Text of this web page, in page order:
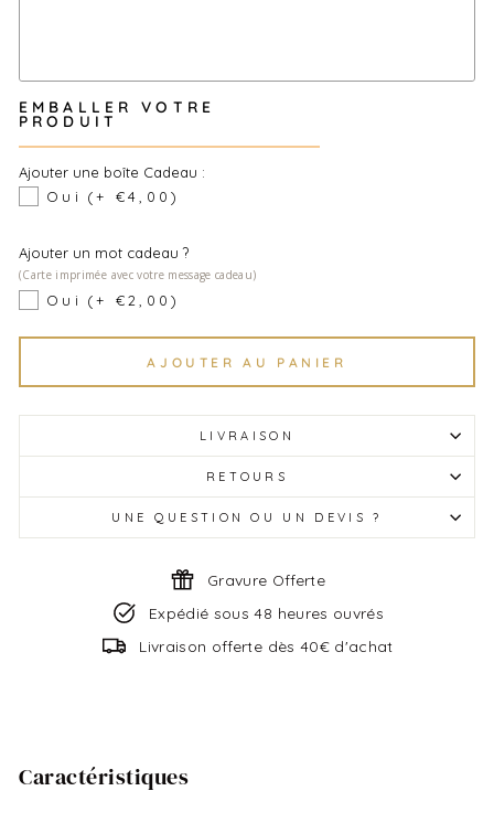
EMBALLER VOTRE
PRODUIT
Ajouter une boîte Cadeau :
Oui
(+ €4,00)
Ajouter un mot cadeau ?
(Carte imprimée avec votre message cadeau)
Oui (+ €2,00)
AJOUTER AU PANIER
LIVRAISON
RETOURS
UNE QUESTION OU UN DEVIS ?
Gravure Offerte
Expédié sous 48 heures ouvrés
Livraison offerte dès 40€ d'achat
Caractéristiques